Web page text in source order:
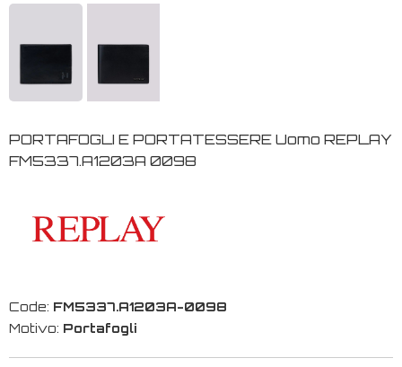
PORTAFOGLI E PORTATESSERE Uomo REPLAY
FM5337.A1203A 0098
Code: FM5337.A1203A-0098
Motivo: Portafogli